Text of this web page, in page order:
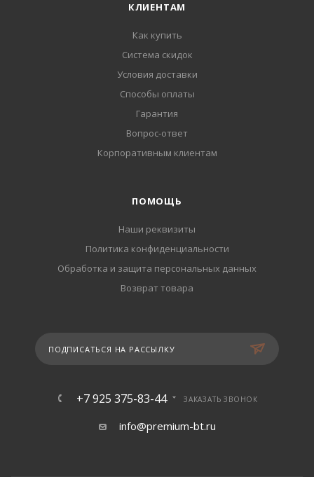
КЛИЕНТАМ
Как купить
Система скидок
Условия доставки
Способы оплаты
Гарантия
Вопрос-ответ
Корпоративным клиентам
ПОМОЩЬ
Наши реквизиты
Политика конфиденциальности
Обработка и защита персональных данных
Возврат товара
ПОДПИСАТЬСЯ НА РАССЫЛКУ
+7 925 375-83-44 ЗАКАЗАТЬ ЗВОНОК
info@premium-bt.ru